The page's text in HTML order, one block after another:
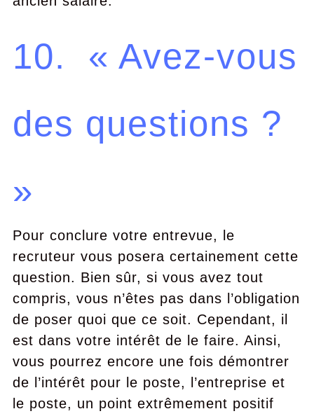
10. « Avez-vous
des questions ?
»
Pour conclure votre entrevue, le
recruteur vous posera certainement cette
question. Bien sûr, si vous avez tout
compris, vous n’êtes pas dans l’obligation
de poser quoi que ce soit. Cependant, il
est dans votre intérêt de le faire. Ainsi,
vous pourrez encore une fois démontrer
de l’intérêt pour le poste, l’entreprise et
le poste, un point extrêmement positif